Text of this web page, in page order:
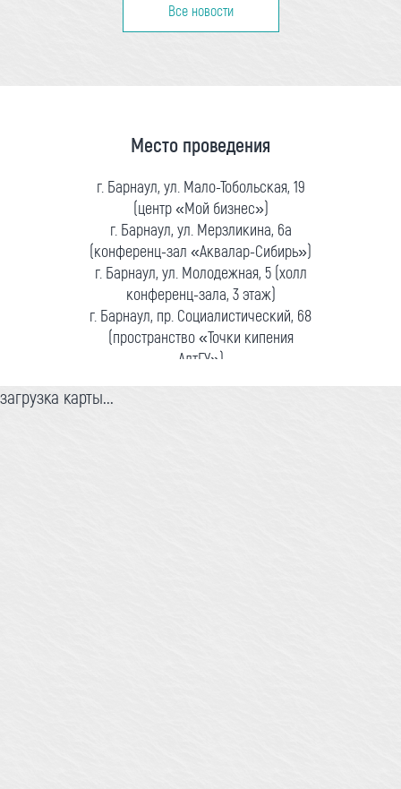
Все новости
Место проведения
г. Барнаул, ул. Мало-Тобольская, 19
(центр «Мой бизнес»)
г. Барнаул, ул. Мерзликина, 6а
(конференц-зал «Аквалар-Сибирь»)
г. Барнаул, ул. Молодежная, 5 (холл
конференц-зала, 3 этаж)
г. Барнаул, пр. Социалистический, 68
(пространство «Точки кипения
АлтГУ»)
загрузка карты...